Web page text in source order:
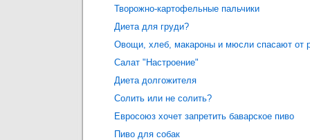
Творожно-картофельные пальчики
Диета для груди?
Овощи, хлеб, макароны и мюсли спасают от
Салат "Настроение"
Диета долгожителя
Солить или не солить?
Евросоюз хочет запретить баварское пиво
Пиво для собак